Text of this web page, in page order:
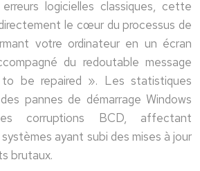
logicielles classiques, cette
le cœur du processus de
votre ordinateur en un écran
du redoutable message
be repaired ». Les statistiques
pannes de démarrage Windows
corruptions BCD, affectant
ayant subi des mises à jour
brutaux.